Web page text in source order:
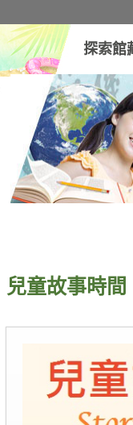
探索館
兒童故事時間